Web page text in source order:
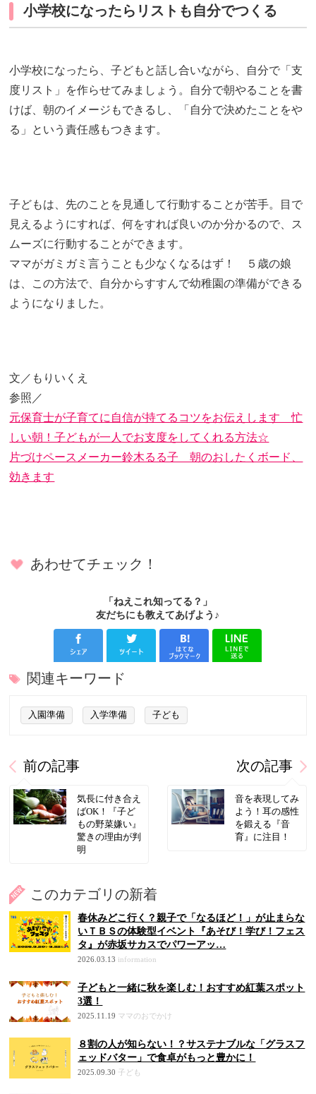
小学校になったらリストも自分でつくる
小学校になったら、子どもと話し合いながら、自分で「支
度リスト」を作らせてみましょう。自分で朝やることを書
けば、朝のイメージもできるし、「自分で決めたことをや
る」という責任感もつきます。
子どもは、先のことを見通して行動することが苦手。目で
見えるようにすれば、何をすれば良いのか分かるので、ス
ムーズに行動することができます。
ママがガミガミ言うことも少なくなるはず！ ５歳の娘
は、この方法で、自分からすすんで幼稚園の準備ができる
ようになりました。
文／もりいくえ
参照／
元保育士が子育てに自信が持てるコツをお伝えします 忙
しい朝！子どもが一人でお支度をしてくれる方法☆
片づけペースメーカー鈴木るる子 朝のおしたくボード、
効きます
あわせてチェック！
「ねえこれ知ってる？」
友だちにも教えてあげよう♪
関連キーワード
入園準備 入学準備 子ども
前の記事
気長に付き合え
ばOK！『子ど
もの野菜嫌い』
驚きの理由が判
明
次の記事
音を表現してみ
よう！耳の感性
を鍛える『音
育』に注目！
このカテゴリの新着
春休みどこ行く？親子で「なるほど！」が止まらな
いＴＢＳの体験型イベント『あそび！学び！フェス
タ』が赤坂サカスでパワーアッ…
2026.03.13 information
子どもと一緒に秋を楽しむ！おすすめ紅葉スポット
3選！
2025.11.19 ママのおでかけ
８割の人が知らない！？サステナブルな「グラスフ
ェッドバター」で食卓がもっと豊かに！
2025.09.30 子ども